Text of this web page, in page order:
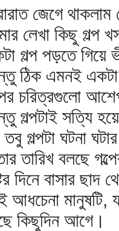
জেগে
লেখা কিছু গল্প
গল্প পড়তে গিয়ে
ঠিক এমনই
চরিত্রগুলো
গল্পটাই সত্যি
তবু গল্পটা ঘটনা
তারিখ বলছে
দিনে বাসার
আধচেনা মানুষটি,
কিছুদিন আগে।